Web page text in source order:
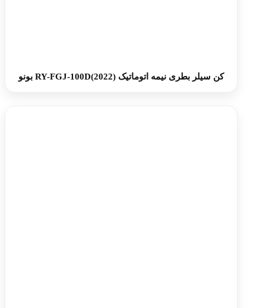
کن سیلر بطری نیمه‌ اتوماتیک RY-FGJ-100D(2022) بونو